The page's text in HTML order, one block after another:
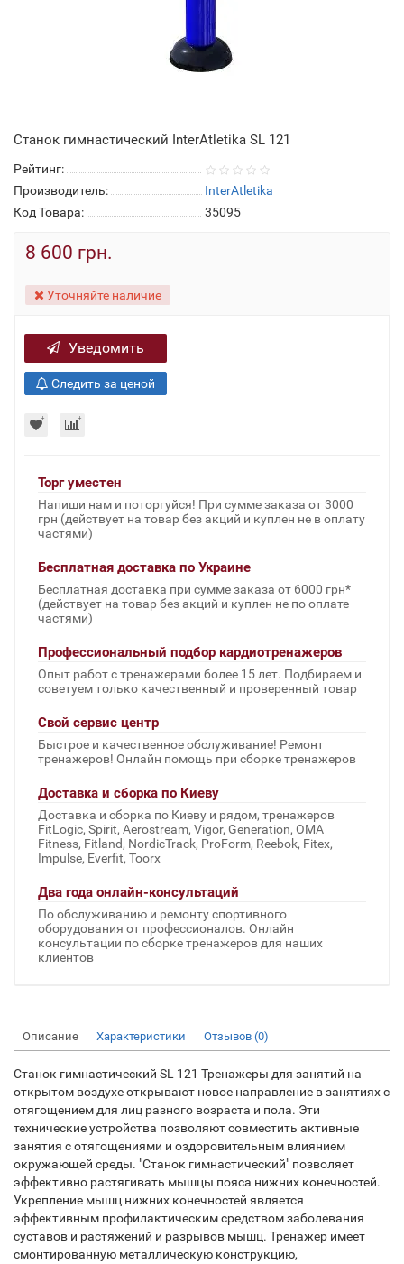
Станок гимнастический InterAtletika SL 121
Рейтинг:
Производитель:
InterAtletika
Код Товара:
35095
8 600 грн.
Уточняйте наличие
Уведомить
Следить за ценой
Торг уместен
Напиши нам и поторгуйся! При сумме заказа от 3000
грн (действует на товар без акций и куплен не в оплату
частями)
Бесплатная доставка по Украине
Бесплатная доставка при сумме заказа от 6000 грн*
(действует на товар без акций и куплен не по оплате
частями)
Профессиональный подбор кардиотренажеров
Опыт работ с тренажерами более 15 лет. Подбираем и
советуем только качественный и проверенный товар
Свой сервис центр
Быстрое и качественное обслуживание! Ремонт
тренажеров! Онлайн помощь при сборке тренажеров
Доставка и сборка по Киеву
Доставка и сборка по Киеву и рядом, тренажеров
FitLogic, Spirit, Aerostream, Vigor, Generation, OMA
Fitness, Fitland, NordicTrack, ProForm, Reebok, Fitex,
Impulse, Everfit, Toorx
Два года онлайн-консультаций
По обслуживанию и ремонту спортивного
оборудования от профессионалов. Онлайн
консультации по сборке тренажеров для наших
клиентов
Описание Характеристики Отзывов (0)
Станок гимнастический SL 121 Тренажеры для занятий на
открытом воздухе открывают новое направление в занятиях с
отягощением для лиц разного возраста и пола. Эти
технические устройства позволяют совместить активные
занятия с отягощениями и оздоровительным влиянием
окружающей среды. "Станок гимнастический" позволяет
эффективно растягивать мышцы пояса нижних конечностей.
Укрепление мышц нижних конечностей является
эффективным профилактическим средством заболевания
суставов и растяжений и разрывов мышц. Тренажер имеет
смонтированную металлическую конструкцию,